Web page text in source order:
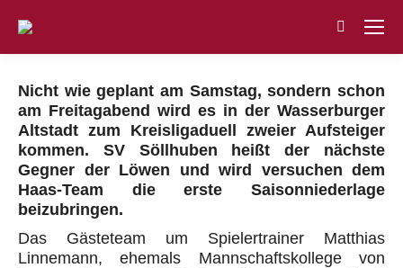
Search:
Nicht wie geplant am Samstag, sondern schon
am Freitagabend wird es in der Wasserburger
Altstadt zum Kreisligaduell zweier Aufsteiger
kommen. SV Söllhuben heißt der nächste
Gegner der Löwen und wird versuchen dem
Haas-Team die erste Saisonniederlage
beizubringen.
Das Gästeteam um Spielertrainer Matthias
Linnemann, ehemals Mannschaftskollege von